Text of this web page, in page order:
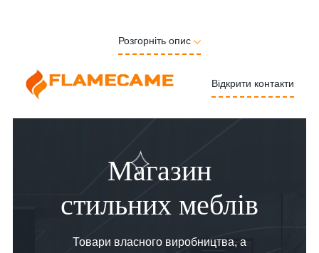
Розгорніть опис
Відкрити контакти
Магазин
стильних меблів
Товари власного виробництва, а